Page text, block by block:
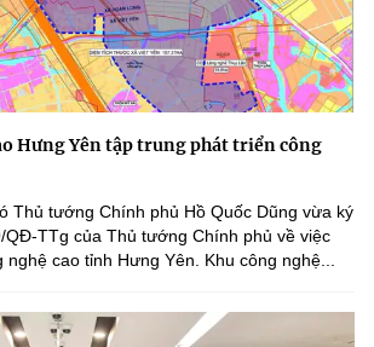
Hưng Yên tập trung phát triển công
Thủ tướng Chính phủ Hồ Quốc Dũng vừa ký
QĐ-TTg của Thủ tướng Chính phủ về việc
cao tỉnh Hưng Yên. Khu công nghệ...